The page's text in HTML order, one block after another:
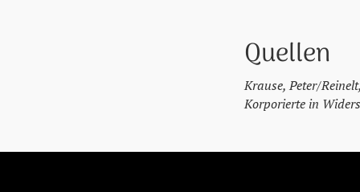
Quellen
Krause, Peter/
Korporierte in